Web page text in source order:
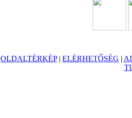
OLDALTÉRKÉP| ELÉRHETŐSÉG |